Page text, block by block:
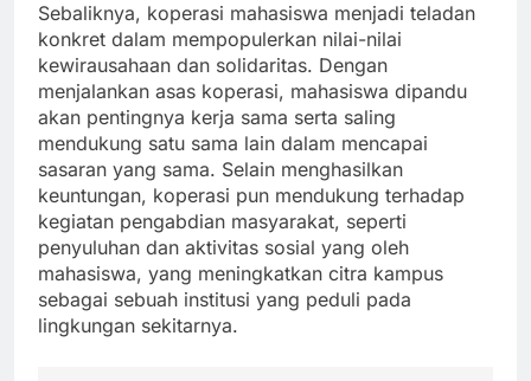
Sebaliknya, koperasi mahasiswa menjadi teladan
konkret dalam mempopulerkan nilai-nilai
kewirausahaan dan solidaritas. Dengan
menjalankan asas koperasi, mahasiswa dipandu
akan pentingnya kerja sama serta saling
mendukung satu sama lain dalam mencapai
sasaran yang sama. Selain menghasilkan
keuntungan, koperasi pun mendukung terhadap
kegiatan pengabdian masyarakat, seperti
penyuluhan dan aktivitas sosial yang oleh
mahasiswa, yang meningkatkan citra kampus
sebagai sebuah institusi yang peduli pada
lingkungan sekitarnya.